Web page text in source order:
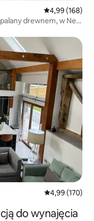
Średnia
4,99 (168)
drewnem, w New
gości
Średnia
4,99 (170)
do wynajęcia